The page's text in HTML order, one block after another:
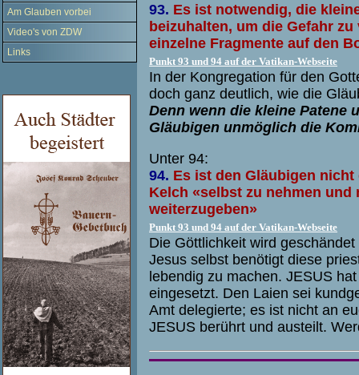
Am Glauben vorbei
Video's von ZDW
Links
93. Es ist notwendig, die
beizuhalten, um die Gefahr
einzelne Fragmente auf den
Punkt 93 und 94 auf der Vatikan-Webseite
In der Kongregation für den
doch ganz deutlich, wie die
Denn wenn die kleine Patene
Gläubigen unmöglich die
Unter 94:
94. Es ist den Gläubigen
Kelch «selbst zu nehmen
weiterzugeben»
Punkt 93 und 94 auf der Vatikan-Webseite
Die Göttlichkeit wird geschändet
Jesus selbst benötigt diese
lebendig zu machen. JESUS
eingesetzt. Den Laien sei
Amt delegierte; es ist nicht an
JESUS berührt und austeilt.